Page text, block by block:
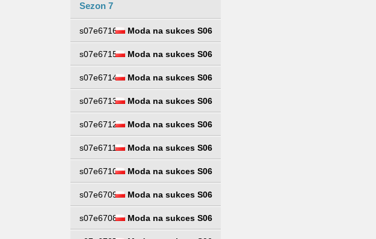
Sezon 7
s07e6716 Moda na sukces S06
s07e6715 Moda na sukces S06
s07e6714 Moda na sukces S06
s07e6713 Moda na sukces S06
s07e6712 Moda na sukces S06
s07e6711 Moda na sukces S06
s07e6710 Moda na sukces S06
s07e6709 Moda na sukces S06
s07e6708 Moda na sukces S06